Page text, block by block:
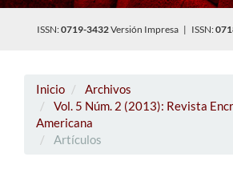
ISSN:0719-3432Versión Impresa | ISSN:
Inicio
Archivos
Vol. 5 Núm. 2 (2013): Revista
Americana
Artículos